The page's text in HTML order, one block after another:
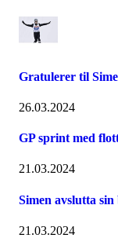
Gratulerer til
26.03.2024
GP sprint med
21.03.2024
Simen avslutta sin
21.03.2024